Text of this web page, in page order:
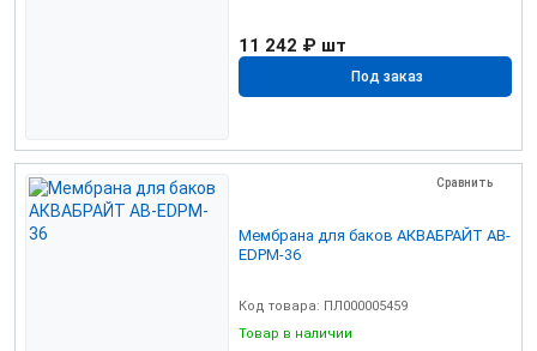
11 242 ₽ шт
Под заказ
Сравнить
Мембрана для баков АКВАБРАЙТ AB-
EDPM-36
Код товара: ПЛ000005459
Товар в наличии